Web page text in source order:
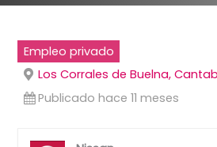
Empleo privado
Los Corrales de Buelna,
Publicado hace 11 meses